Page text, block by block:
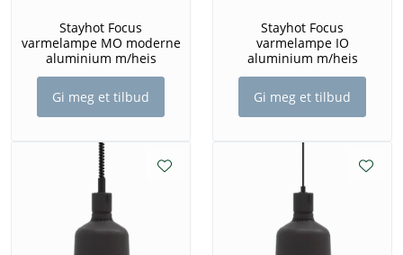
Stayhot Focus
varmelampe MO moderne
aluminium m/heis
Gi meg et tilbud
Stayhot Focus
varmelampe IO
aluminium m/heis
Gi meg et tilbud